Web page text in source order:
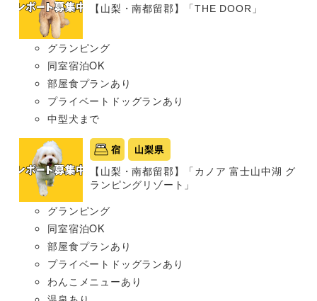
【山梨・南都留郡】「THE DOOR」
グランピング
同室宿泊OK
部屋食プランあり
プライベートドッグランあり
中型犬まで
宿 山梨県
【山梨・南都留郡】「カノア 富士山中湖 グ
ランピングリゾート」
グランピング
同室宿泊OK
部屋食プランあり
プライベートドッグランあり
わんこメニューあり